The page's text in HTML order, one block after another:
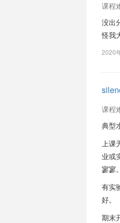
课程
没出
怪我
2020
课程
典型
上课
业或
寥寥。
有实
好。
期末